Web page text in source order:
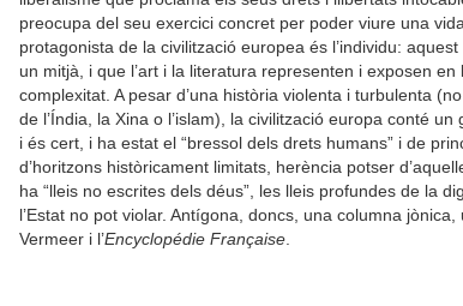
preocupa del seu exercici concret per poder viure una
protagonista de la civilització europea és l’individu:
un mitjà, i que l’art i la literatura representen i exposen
complexitat. A pesar d’una història violenta i turbulenta
de l’Índia, la Xina o l’islam), la civilització europa conté
i és cert, i ha estat el “bressol dels drets humans” i de
d’horitzons històricament limitats, herència potser
ha “lleis no escrites dels déus”, les lleis profundes de la
l’Estat no pot violar. Antígona, doncs, una columna
Vermeer i l’Encyclopédie Française.